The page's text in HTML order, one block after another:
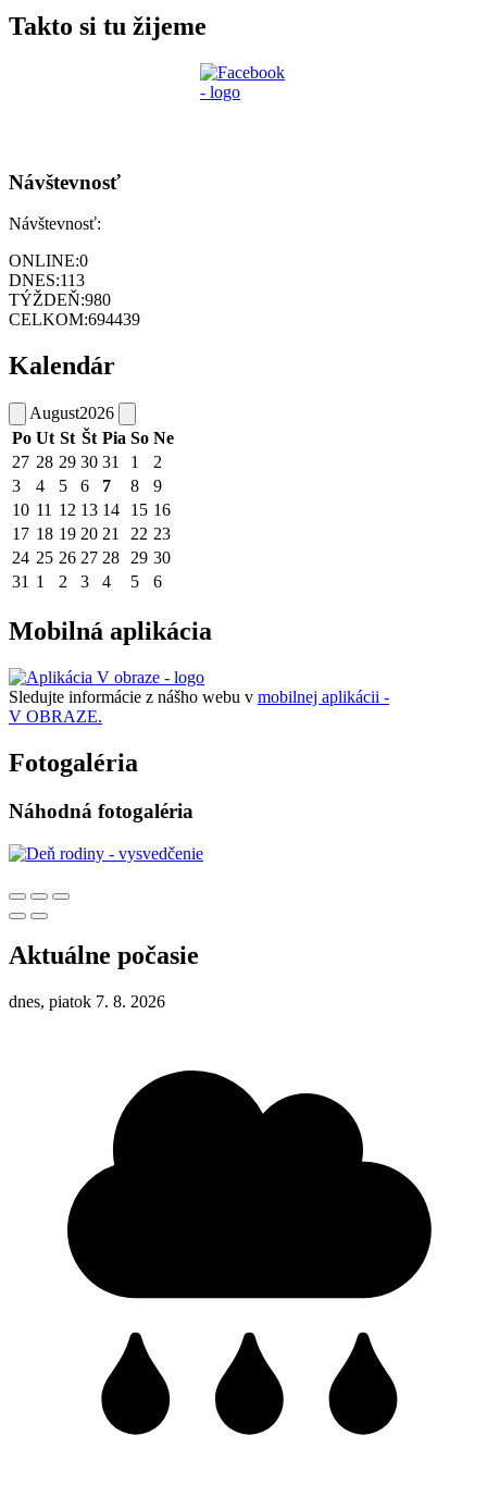
Takto si tu žijeme
Návštevnosť
Návštevnosť:
ONLINE:0
DNES:113
TÝŽDEŇ:980
CELKOM:694439
Kalendár
August2026
Po Ut St Št Pia So Ne
27 28 29 30 31 1
2
3
4 5 6 7 8
9
10 11 12 13 14 15 16
17 18 19 20 21 22 23
24 25 26 27 28 29 30
31 1 2 3 4 5 6
Mobilná aplikácia
Sledujte informácie z nášho webu v mobilnej aplikácii -
V OBRAZE.
Fotogaléria
Náhodná fotogaléria
Aktuálne počasie
dnes, piatok 7. 8. 2026